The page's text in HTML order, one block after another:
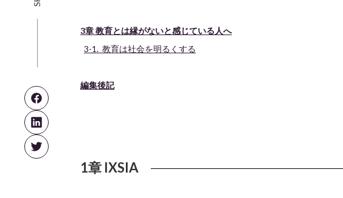
3章 教育とは縁がないと感じている人へ
3-1. 教育は社会を明るくする
編集後記
1章 IXSIA